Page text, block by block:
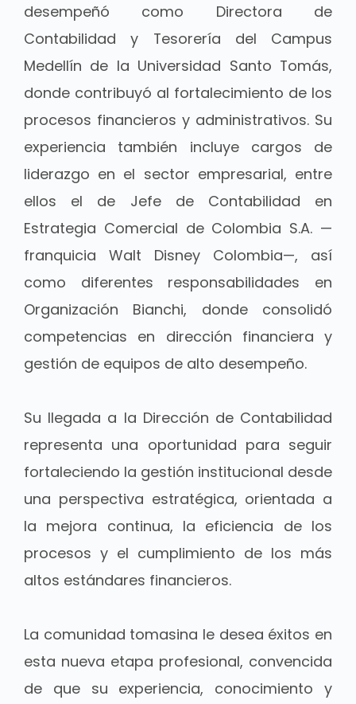
desempeñó como Directora de
Contabilidad y Tesorería del Campus
Medellín de la Universidad Santo Tomás,
donde contribuyó al fortalecimiento de los
procesos financieros y administrativos. Su
experiencia también incluye cargos de
liderazgo en el sector empresarial, entre
ellos el de Jefe de Contabilidad en
Estrategia Comercial de Colombia S.A. —
franquicia Walt Disney Colombia—, así
como diferentes responsabilidades en
Organización Bianchi, donde consolidó
competencias en dirección financiera y
gestión de equipos de alto desempeño.
Su llegada a la Dirección de Contabilidad
representa una oportunidad para seguir
fortaleciendo la gestión institucional desde
una perspectiva estratégica, orientada a
la mejora continua, la eficiencia de los
procesos y el cumplimiento de los más
altos estándares financieros.
La comunidad tomasina le desea éxitos en
esta nueva etapa profesional, convencida
de que su experiencia, conocimiento y